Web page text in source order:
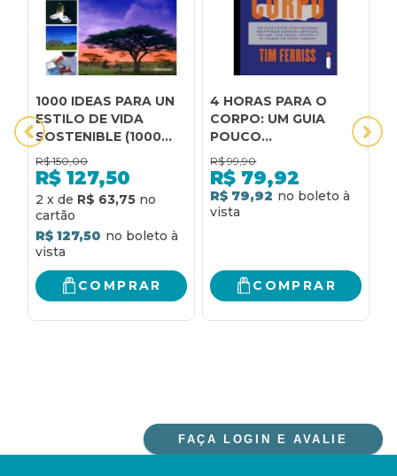
1000 IDEAS PARA UN
ESTILO DE VIDA
SOSTENIBLE (1000
IDEIAS PARA UM
ESTILO DE VIDA
SUSTENTÁVEL)
R$ 150,00
R$ 127,50
2 x de R$ 63,75
R$ 127,50
COMPRAR
4 HORAS PARA O
CORPO: UM GUIA
POUCO
CONVENCIONAL PARA
PERDER GORDURA
DEPRESSA, TER UMA
VIDA SEXUAL
R$ 99,90
R$ 79,92
R$ 79,92
COMPRAR
FAÇA LOGIN E AVALIE